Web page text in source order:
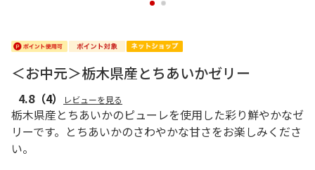
1 2
＜お中元＞栃木県産とちあいかゼリー
4.8（4） レビューを見る
栃木県産とちあいかのピューレを使用した彩り鮮やかなゼ
リーです。とちあいかのさわやかな甘さをお楽しみくださ
い。